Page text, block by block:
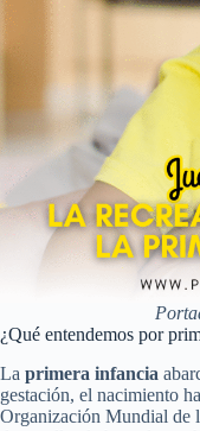
¿Qué entendemos por
La primera infancia
gestación, el nacimiento
Organización Mundial de